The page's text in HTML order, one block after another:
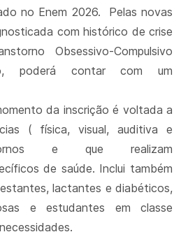
no Enem 2026. Pelas novas
com histórico de crise
Obsessivo-Compulsivo
poderá contar com um
da inscrição é voltada a
( física, visual, auditiva e
e que realizam
de saúde. Inclui também
lactantes e diabéticos,
e estudantes em classe